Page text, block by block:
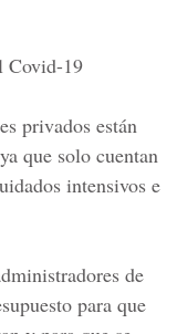
Covid-19
privados están
que solo cuentan
intensivos e
de
para que